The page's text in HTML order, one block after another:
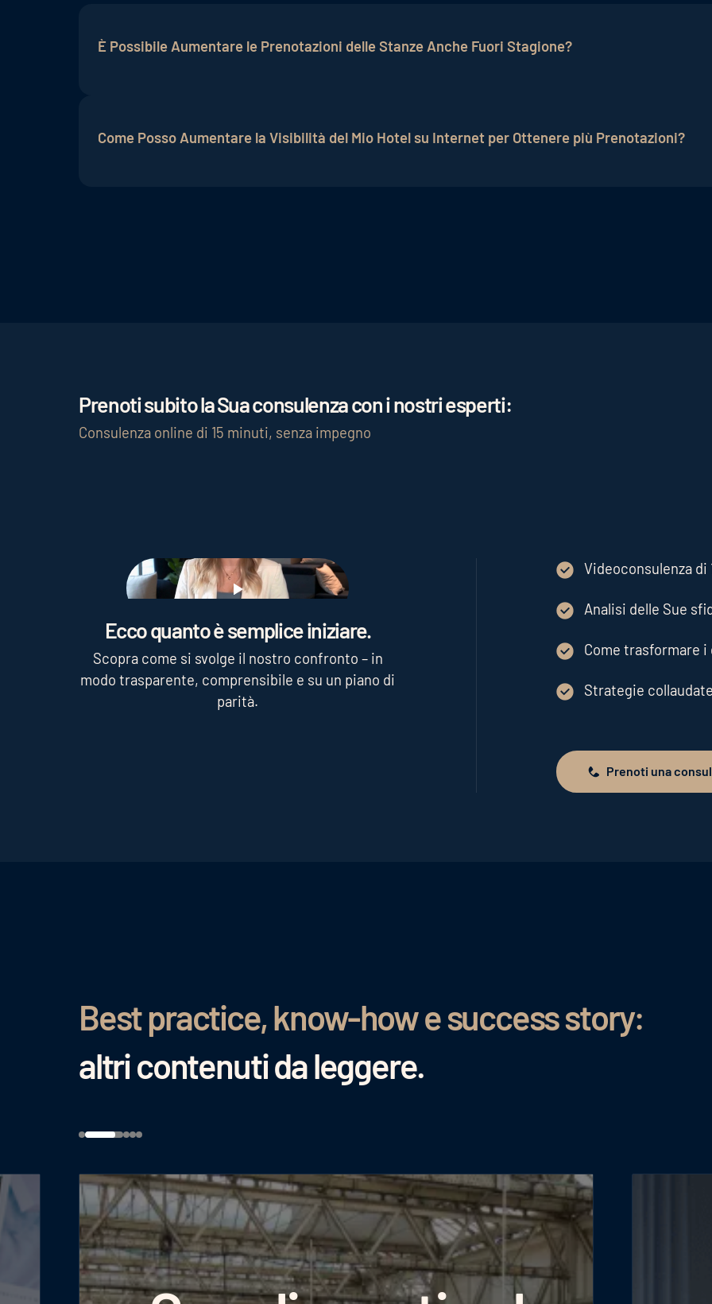
È Possibile Aumentare le Prenotazioni delle Stanze Anche Fuori Stagione?
potenziali ospiti.
Come Posso Aumentare la Visibilità del Mio Hotel su Internet per Ottenere più Prenotazioni?
Prenoti subito la Sua consulenza con i nostri esperti:
Consulenza online di 15 minuti, senza impegno
Play
Ecco quanto è semplice iniziare.
Scopra come si svolge il nostro confronto – in
modo trasparente, comprensibile e su un piano di
parità.
Videoconsulenza
Analisi delle Sue
Come trasformare
Strategie
Prenoti una consulenza
Prenoti una
Best practice, know-how e success story:
altri contenuti da leggere.